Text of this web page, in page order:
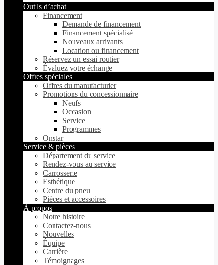
Outils d’achat
Financement
Demande de financement
Financement spécialisé
Nouveaux arrivants
Location ou financement
Réservez un essai routier
Évaluez votre échange
Offres spéciales
Offres du manufacturier
Promotions du concessionnaire
Neufs
Occasion
Service
Programmes
Onstar
Service & pièces
Département du service
Rendez-vous au service
Carrosserie
Esthétique
Centre du pneu
Pièces et accessoires
À propos
Notre histoire
Contactez-nous
Nouvelles
Équipe
Carrière
Témoignages